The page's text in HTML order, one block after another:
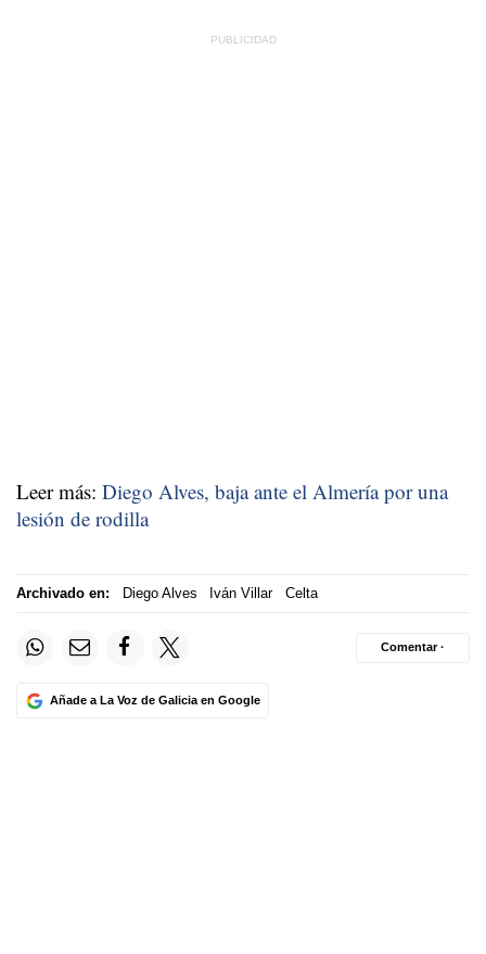
Leer más: Diego Alves, baja ante el Almería por una
lesión de rodilla
Archivado en: Diego Alves Iván Villar Celta
Añade a La Voz de Galicia en Google
Comentar ·